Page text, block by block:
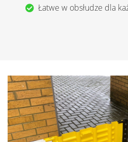
Łatwe w obsłudze dla